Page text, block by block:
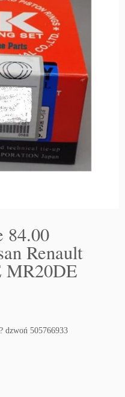
84.00
Renault
MR20DE
dzwoń 505766933